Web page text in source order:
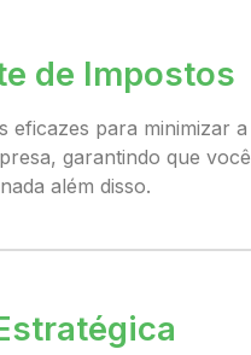
de Impostos
eficazes para minimizar a
garantindo que você
além disso.